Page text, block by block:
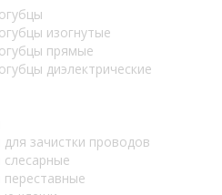
изогнутые
прямые
диэлектрические
зачистки проводов